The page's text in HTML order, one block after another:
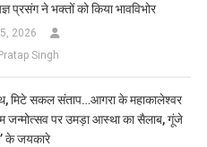
प्रसंग ने भक्तों को किया भावविभोर
2026
Singh
मिटे सकल संताप…आगरा के महाकालेश्वर
जन्मोत्सव पर उमड़ा आस्था का सैलाब, गूंजे
के जयकारे